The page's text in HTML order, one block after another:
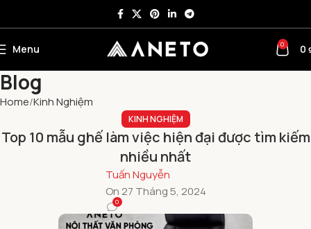
Menu 0 0
Blog
Home Kinh Nghiệm
KINH NGHIỆM
Top 10 mẫu ghế làm việc hiện đại được tìm kiếm
nhiều nhất
Tuấn Nguyễn
On 27 Tháng 5, 2024
0